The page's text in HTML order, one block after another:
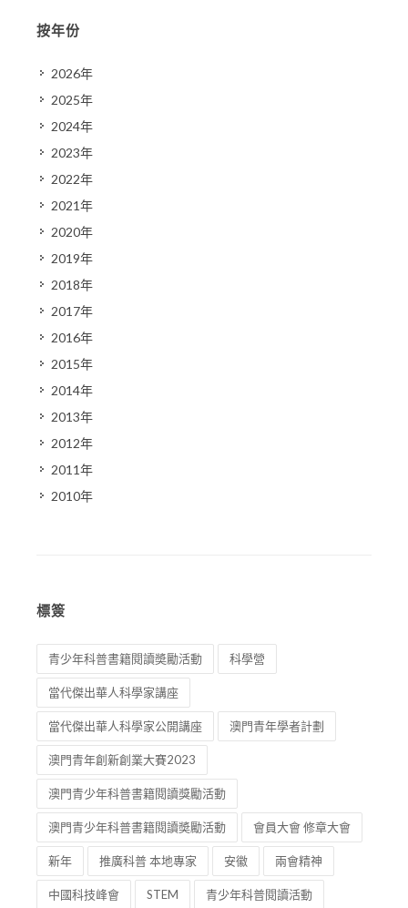
按年份
2026年
2025年
2024年
2023年
2022年
2021年
2020年
2019年
2018年
2017年
2016年
2015年
2014年
2013年
2012年
2011年
2010年
標簽
青少年科普書籍閱讀奬勵活動 科學營
當代傑出華人科學家講座
當代傑出華人科學家公開講座 澳門青年學者計劃
澳門青年創新創業大賽2023
澳門青少年科普書籍閱讀獎勵活動
澳門青少年科普書籍閱讀奬勵活動 會員大會 修章大會
新年 推廣科普 本地專家 安徽 兩會精神
中國科技峰會 STEM 青少年科普閱讀活動